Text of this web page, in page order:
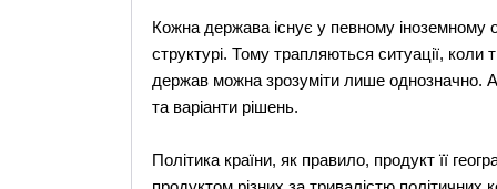
Кожна держава існує у певному іноземному
структурі. Тому трапляються ситуації,
держав можна зрозуміти лише однозначно.
та варіанти рішень.
Політика країни, як правило, продукт її